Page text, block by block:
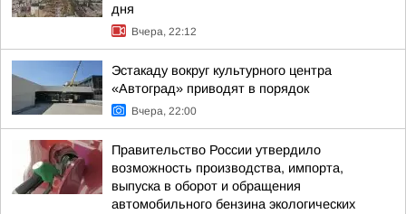
дня
Вчера, 22:12
Эстакаду вокруг культурного центра
«Автоград» приводят в порядок
Вчера, 22:00
Правительство России утвердило
возможность производства, импорта,
выпуска в оборот и обращения
автомобильного бензина экологических